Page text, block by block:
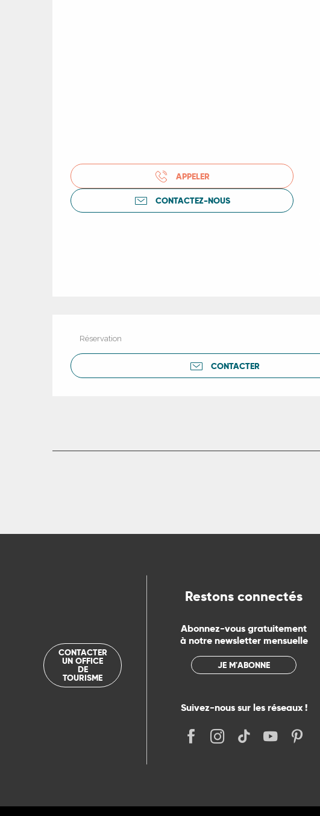
APPELER
CONTACTEZ-NOUS
Réservation
CONTACTER
CONTACTER
UN OFFICE
DE
TOURISME
Restons connectés
Abonnez-vous gratuitement
à notre newsletter mensuelle
JE M'ABONNE
Suivez-nous sur les réseaux !